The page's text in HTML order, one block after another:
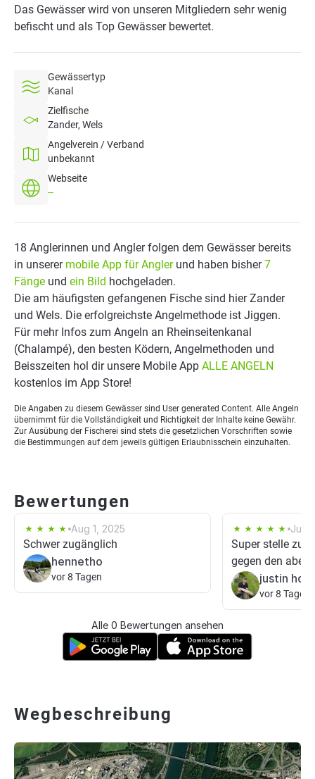
Das Gewässer wird von unseren Mitgliedern sehr wenig
befischt und als Top Gewässer bewertet.
Gewässertyp
Kanal
Zielfische
Zander, Wels
Angelverein / Verband
unbekannt
Webseite
--
18 Anglerinnen und Angler folgen dem Gewässer bereits
in unserer mobile App für Anglerund haben bisher7
Fänge und ein Bild hochgeladen.
Die am häufigsten gefangenen Fische sind hier Zander
und Wels. Die erfolgreichste Angelmethode ist Jiggen.
Für mehr Infos zum Angeln an Rheinseitenkanal
(Chalampé), den besten Ködern, Angelmethoden und
Beisszeiten hol dir unsere Mobile App ALLE ANGELN
kostenlos im App Store!
Die Angaben zu diesem Gewässer sind User generated Content. Alle Angeln
übernimmt für die Vollständigkeit und Richtigkeit der Inhalte keine Gewähr.
Zur Ausübung der Fischerei sind stets die gesetzlichen Vorschriften sowie
die Bestimmungen auf dem jeweils gültigen Erlaubnisschein einzuhalten.
Bewertungen
Aug 1, 2025
Schwer zugänglich
hennetho
vor 8 Tagen
Jun
Super stelle
gegen den
justin
vor 8 Tagen
Alle 0 Bewertungen ansehen
Wegbeschreibung